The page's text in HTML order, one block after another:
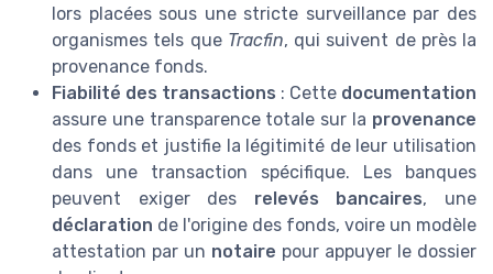
lors placées sous une stricte surveillance par des
organismes tels que Tracfin, qui suivent de près la
provenance fonds.
Fiabilité des transactions : Cette documentation
assure une transparence totale sur la provenance
des fonds et justifie la légitimité de leur utilisation
dans une transaction spécifique. Les banques
peuvent exiger des relevés bancaires, une
déclaration de l'origine des fonds, voire un modèle
attestation par un notaire pour appuyer le dossier